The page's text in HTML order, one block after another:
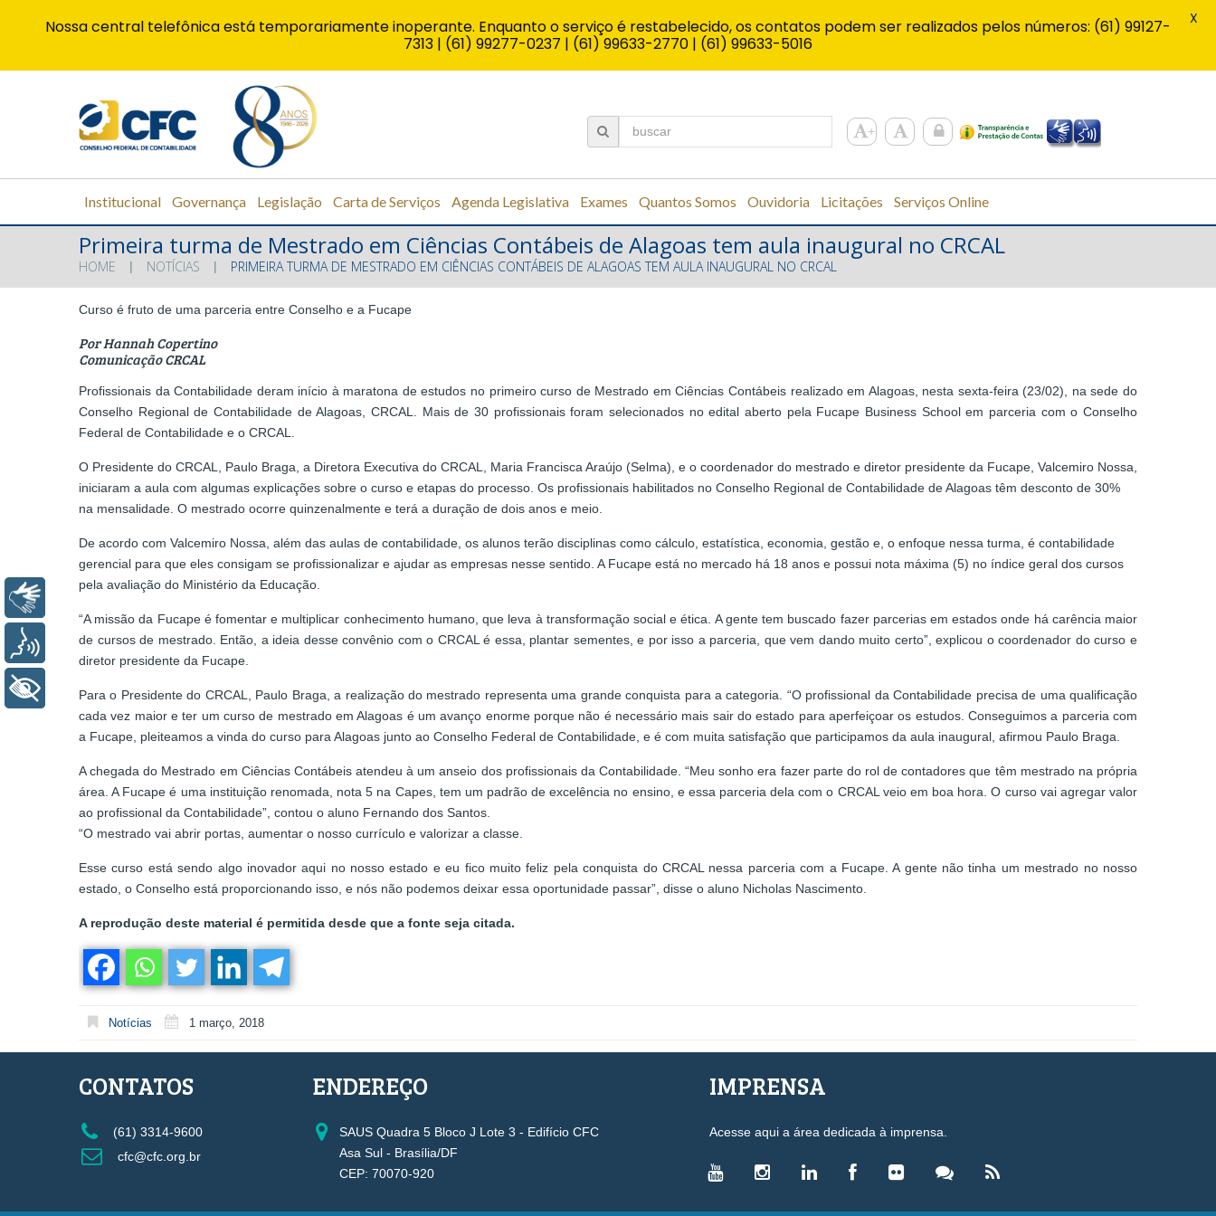
Institucional Governança Legislação Carta de Serviços Agenda Legislativa Exames Quantos Somos Ouvidoria Licitações Serviços Online
Primeira turma de Mestrado em Ciências Contábeis de Alagoas tem aula inaugural no CRCAL
HOME NOTÍCIAS PRIMEIRA TURMA DE MESTRADO EM CIÊNCIAS CONTÁBEIS DE ALAGOAS TEM AULA INAUGURAL NO CRCAL
Curso é fruto de uma parceria entre Conselho e a Fucape
Por Hannah Copertino
Comunicação CRCAL
Profissionais da Contabilidade deram início à maratona de estudos no primeiro curso de Mestrado em Ciências Contábeis realizado em Alagoas, nesta sexta-feira (23/02), na sede do
Conselho Regional de Contabilidade de Alagoas, CRCAL. Mais de 30 profissionais foram selecionados no edital aberto pela Fucape Business School em parceria com o Conselho
Federal de Contabilidade e o CRCAL.
O Presidente do CRCAL, Paulo Braga, a Diretora Executiva do CRCAL, Maria Francisca Araújo (Selma), e o coordenador do mestrado e diretor presidente da Fucape, Valcemiro Nossa,
iniciaram a aula com algumas explicações sobre o curso e etapas do processo. Os profissionais habilitados no Conselho Regional de Contabilidade de Alagoas têm desconto de 30%
na mensalidade. O mestrado ocorre quinzenalmente e terá a duração de dois anos e meio.
De acordo com Valcemiro Nossa, além das aulas de contabilidade, os alunos terão disciplinas como cálculo, estatística, economia, gestão e, o enfoque nessa turma, é contabilidade
gerencial para que eles consigam se profissionalizar e ajudar as empresas nesse sentido. A Fucape está no mercado há 18 anos e possui nota máxima (5) no índice geral dos cursos
pela avaliação do Ministério da Educação.
“A missão da Fucape é fomentar e multiplicar conhecimento humano, que leva à transformação social e ética. A gente tem buscado fazer parcerias em estados onde há carência maior
de cursos de mestrado. Então, a ideia desse convênio com o CRCAL é essa, plantar sementes, e por isso a parceria, que vem dando muito certo”, explicou o coordenador do curso e
diretor presidente da Fucape.
Para o Presidente do CRCAL, Paulo Braga, a realização do mestrado representa uma grande conquista para a categoria. “O profissional da Contabilidade precisa de uma qualificação
cada vez maior e ter um curso de mestrado em Alagoas é um avanço enorme porque não é necessário mais sair do estado para aperfeiçoar os estudos. Conseguimos a parceria com
a Fucape, pleiteamos a vinda do curso para Alagoas junto ao Conselho Federal de Contabilidade, e é com muita satisfação que participamos da aula inaugural, afirmou Paulo Braga.
A chegada do Mestrado em Ciências Contábeis atendeu à um anseio dos profissionais da Contabilidade. “Meu sonho era fazer parte do rol de contadores que têm mestrado na própria
área. A Fucape é uma instituição renomada, nota 5 na Capes, tem um padrão de excelência no ensino, e essa parceria dela com o CRCAL veio em boa hora. O curso vai agregar valor
ao profissional da Contabilidade”, contou o aluno Fernando dos Santos.
“O mestrado vai abrir portas, aumentar o nosso currículo e valorizar a classe.
Esse curso está sendo algo inovador aqui no nosso estado e eu fico muito feliz pela conquista do CRCAL nessa parceria com a Fucape. A gente não tinha um mestrado no nosso
estado, o Conselho está proporcionando isso, e nós não podemos deixar essa oportunidade passar”, disse o aluno Nicholas Nascimento.
A reprodução deste material é permitida desde que a fonte seja citada.
Notícias 1 março, 2018
CONTATOS
(61) 3314-9600
cfc@cfc.org.br
ENDEREÇO
SAUS Quadra 5 Bloco J Lote 3 - Edifício CFC
Asa Sul - Brasília/DF
CEP: 70070-920
IMPRENSA
Acesse aqui a área dedicada à imprensa.
Nossa central telefônica está temporariamente inoperante. Enquanto o serviço é restabelecido, os contatos podem ser realizados pelos números: (61) 99127-
7313 | (61) 99277-0237 | (61) 99633-2770 | (61) 99633-5016
X
Voz
+ Acessibilidade